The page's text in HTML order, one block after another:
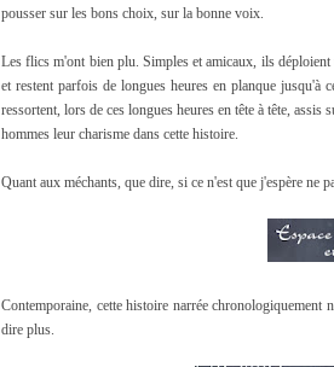
pousser sur les bons choix, sur la bonne voix.
Les flics m'ont bien plu. Simples et amicaux, ils déploient
et restent parfois de longues heures en planque jusqu'à
ressortent, lors de ces longues heures en tête à tête,
hommes leur charisme dans cette histoire.
Quant aux méchants, que dire, si ce n'est que j'espère ne
Contemporaine, cette histoire narrée
dire plus.